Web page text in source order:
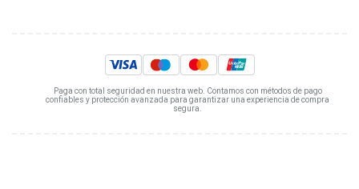
Paga con total seguridad en nuestra web. Contamos con métodos de pago
confiables y protección avanzada para garantizar una experiencia de compra
segura.